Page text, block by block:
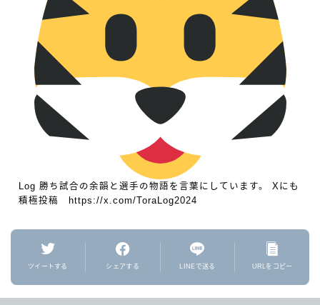
Log 勝ち試合の余韻と選手の物語を言葉にしています。 Xにも
積極投稿 https://x.com/ToraLog2024
ツイートする シェアする LINEで送る URLをコピー